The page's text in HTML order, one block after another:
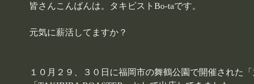
ナガサキタビブ TAKIBIBA[R] 焚き火コース
皆さんこんばんは。タキビストBo-taです。
元気に薪活してますか？
１０月２９、３０日に福岡市の舞鶴公園で開催された